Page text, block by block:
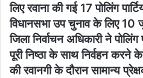
लिए रवाना की गई 17 पोलिंग
विधानसभा उप चुनाव के लिए 10
जिला निर्वाचन अधिकारी ने पोलिंग
पूरी निष्ठा के साथ निर्वहन करने के
की रवानगी के दौरान सामान्य